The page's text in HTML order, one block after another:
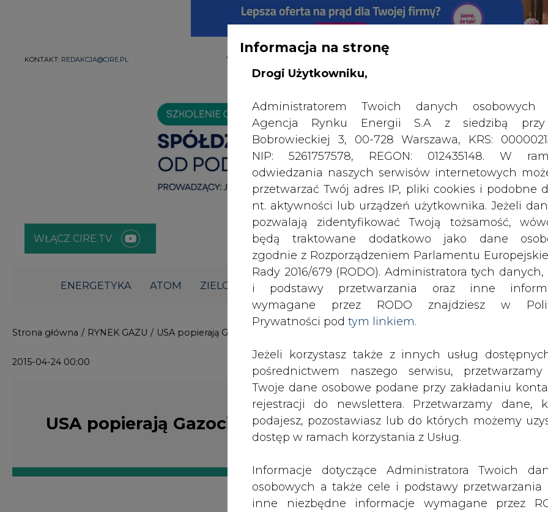
KONTAKT: REDAKCJA@CIRE.PL WYDAWCA PORTALU:
WŁĄCZ CIRE.TV
ENERGETYKA ATOM ZIELONA GOSPODARKA ZMIANY KADROWE NA RYNKU
Informacja na stronę
Drogi Użytkowniku,
Administratorem Twoich danych osobowych
Agencja Rynku Energii S.A z siedzibą
Bobrowieckiej 3, 00-728 Warszawa, KRS:
NIP: 5261757578, REGON: 012435148. W
odwiedzania naszych serwisów internetowych
przetwarzać Twój adres IP, pliki cookies i podobne
nt. aktywności lub urządzeń użytkownika. Jeżeli
pozwalają zidentyfikować Twoją tożsamość,
będą traktowane dodatkowo jako dane
zgodnie z Rozporządzeniem Parlamentu
Rady 2016/679 (RODO). Administratora tych danych,
i podstawy przetwarzania oraz inne
wymagane przez RODO znajdziesz w
Prywatności pod tym linkiem.
Jeżeli korzystasz także z innych usług
pośrednictwem naszego serwisu,
Twoje dane osobowe podane przy zakładaniu
rejestracji do newslettera. Przetwarzamy dane,
podajesz, pozostawiasz lub do których możemy
dostęp w ramach korzystania z Usług.
Informacje dotyczące Administratora Twoich
osobowych a także cele i podstawy przetwarzania
inne niezbędne informacje wymagane przez
Strona główna / RYNEK GAZU / USA popierają Gazociąg Transkaspijski
2015-04-24 00:00 drukuj skomentuj udostępnij:
USA popierają Gazociąg Transkaspijski